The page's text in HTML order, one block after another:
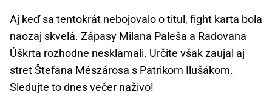
Aj keď sa tentokrát nebojovalo o titul, fight karta bola
naozaj skvelá. Zápasy Milana Paleša a Radovana
Úškrta rozhodne nesklamali. Určite však zaujal aj
stret Štefana Mészárosa s Patrikom Ilušákom.
Sledujte to dnes večer naživo!